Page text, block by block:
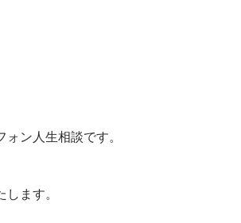
ン人生相談です。
ます。